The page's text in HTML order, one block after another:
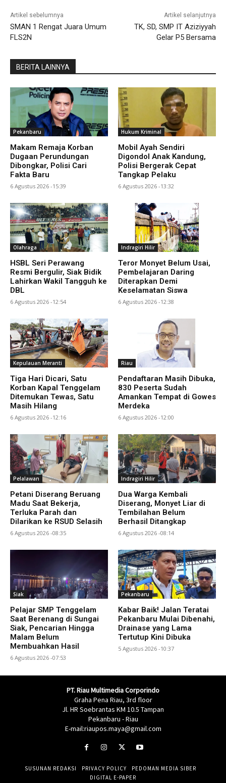
Artikel sebelumnya
SMAN 1 Rengat Juara Umum
FLS2N
Artikel selanjutnya
TK, SD, SMP IT Aziziyyah
Gelar P5 Bersama
BERITA LAINNYA
Pekanbaru
Makam Remaja Korban
Dugaan Perundungan
Dibongkar, Polisi Cari
Fakta Baru
6 Agustus 2026 -15:39
Hukum Kriminal
Mobil Ayah Sendiri
Digondol Anak Kandung,
Polisi Bergerak Cepat
Tangkap Pelaku
6 Agustus 2026 -13:32
Olahraga
HSBL Seri Perawang
Resmi Bergulir, Siak Bidik
Lahirkan Wakil Tangguh ke
DBL
6 Agustus 2026 -12:54
Indragiri Hilir
Teror Monyet Belum Usai,
Pembelajaran Daring
Diterapkan Demi
Keselamatan Siswa
6 Agustus 2026 -12:38
Kepulauan Meranti
Tiga Hari Dicari, Satu
Korban Kapal Tenggelam
Ditemukan Tewas, Satu
Masih Hilang
6 Agustus 2026 -12:16
Riau
Pendaftaran Masih Dibuka,
830 Peserta Sudah
Amankan Tempat di Gowes
Merdeka
6 Agustus 2026 -12:00
Pelalawan
Petani Diserang Beruang
Madu Saat Bekerja,
Terluka Parah dan
Dilarikan ke RSUD Selasih
6 Agustus 2026 -08:35
Indragiri Hilir
Dua Warga Kembali
Diserang, Monyet Liar di
Tembilahan Belum
Berhasil Ditangkap
6 Agustus 2026 -08:14
Siak
Pelajar SMP Tenggelam
Saat Berenang di Sungai
Siak, Pencarian Hingga
Malam Belum
Membuahkan Hasil
6 Agustus 2026 -07:53
Pekanbaru
Kabar Baik! Jalan Teratai
Pekanbaru Mulai Dibenahi,
Drainase yang Lama
Tertutup Kini Dibuka
5 Agustus 2026 -10:37
PT. Riau Multimedia Corporindo
Graha Pena Riau, 3rd floor
Jl. HR Soebrantas KM 10.5 Tampan
Pekanbaru - Riau
E-mail:riaupos.maya@gmail.com
SUSUNAN REDAKSI PRIVACY POLICY
PEDOMAN MEDIA SIBER
DIGITAL E-PAPER